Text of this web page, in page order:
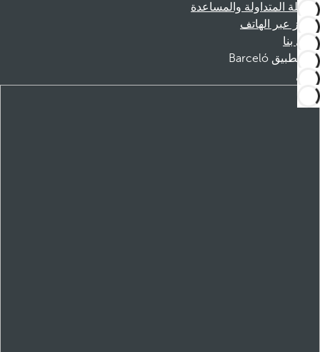
الأسئلة المتداولة والمساعدة
الحجز عبر الهاتف
اتصل بنا
تطبيق Barceló
تنزيل